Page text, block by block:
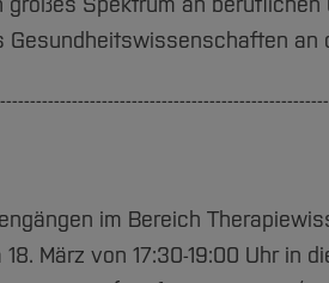
Gesundheitswissenschaften an
im Bereich
März von 17:30-19:00 Uhr in